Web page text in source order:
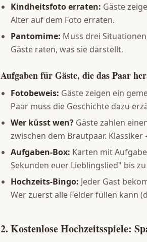
Kindheitsfoto erraten: Gäste
Alter auf dem Foto erraten.
Pantomime: Muss drei
Gäste raten, was sie darstellt.
Aufgaben für Gäste, die das Paar
Fotobeweis: Gäste zeigen ein
Paar muss die Geschichte dazu
Wer küsst wen? Gäste zahlen
zwischen dem Brautpaar. Klassiker
Aufgaben-Box: Karten mit
Sekunden euer Lieblingslied" bis
Hochzeits-Bingo: Jeder Gast
Wer zuerst alle Felder füllen kann
2. Kostenlose Hochzeitsspiele: